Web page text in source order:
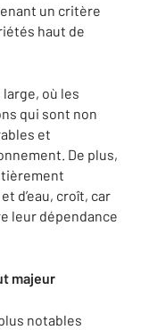
un critère
haut de
où les
qui sont non
et
De plus,
d’eau, croît, car
leur dépendance
majeur
notables